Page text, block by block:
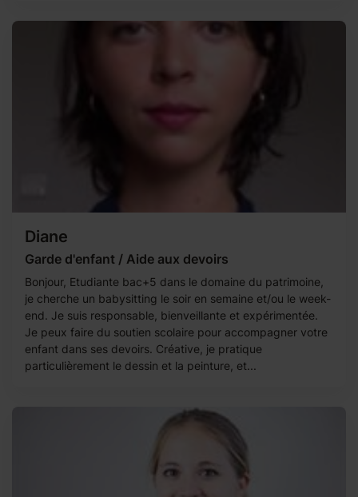
Diane
Garde d'enfant / Aide aux devoirs
Bonjour, Etudiante bac+5 dans le domaine du patrimoine,
je cherche un babysitting le soir en semaine et/ou le week-
end. Je suis responsable, bienveillante et expérimentée.
Je peux faire du soutien scolaire pour accompagner votre
enfant dans ses devoirs. Créative, je pratique
particulièrement le dessin et la peinture, et...